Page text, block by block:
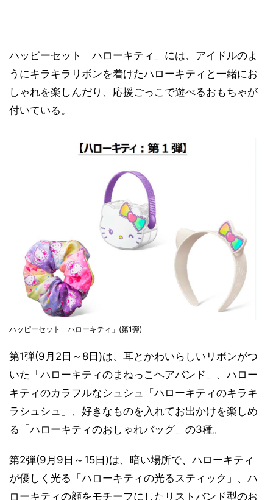
ハッピーセット「ハローキティ」には、アイドルのよ
うにキラキラリボンを着けたハローキティと一緒にお
しゃれを楽しんだり、応援ごっこで遊べるおもちゃが
付いている。
ハッピーセット「ハローキティ」(第1弾)
第1弾(9月2日～8日)は、耳とかわいらしいリボンがつ
いた「ハローキティのまねっこヘアバンド」、ハロー
キティのカラフルなシュシュ「ハローキティのキラキ
ラシュシュ」、好きなものを入れてお出かけを楽しめ
る「ハローキティのおしゃれバッグ」の3種。
第2弾(9月9日～15日)は、暗い場所で、ハローキティ
が優しく光る「ハローキティの光るスティック」、ハ
ローキティの顔をモチーフにしたリストバンド型のお